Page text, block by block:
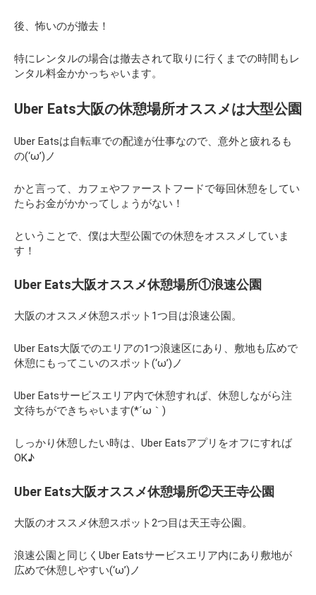
後、怖いのが撤去！
特にレンタルの場合は撤去されて取りに行くまでの時間もレ
ンタル料金かかっちゃいます。
Uber Eats大阪の休憩場所オススメは大型公園
Uber Eatsは自転車での配達が仕事なので、意外と疲れるも
の(‘ω’)ノ
かと言って、カフェやファーストフードで毎回休憩をしてい
たらお金がかかってしょうがない！
ということで、僕は大型公園での休憩をオススメしていま
す！
Uber Eats大阪オススメ休憩場所①浪速公園
大阪のオススメ休憩スポット1つ目は浪速公園。
Uber Eats大阪でのエリアの1つ浪速区にあり、敷地も広めで
休憩にもってこいのスポット(‘ω’)ノ
Uber Eatsサービスエリア内で休憩すれば、休憩しながら注
文待ちができちゃいます(*´ω｀)
しっかり休憩したい時は、Uber Eatsアプリをオフにすれば
OK♪
Uber Eats大阪オススメ休憩場所②天王寺公園
大阪のオススメ休憩スポット2つ目は天王寺公園。
浪速公園と同じくUber Eatsサービスエリア内にあり敷地が
広めで休憩しやすい(‘ω’)ノ